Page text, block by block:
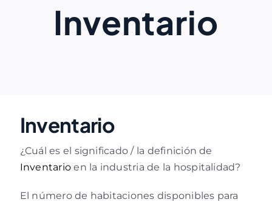
Inventario
Inventario
¿Cuál es el significado / la definición de
Inventario en la industria de la hospitalidad?
El número de habitaciones disponibles para